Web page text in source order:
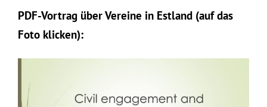
PDF-Vortrag über Vereine in Estland (auf das
Foto klicken):